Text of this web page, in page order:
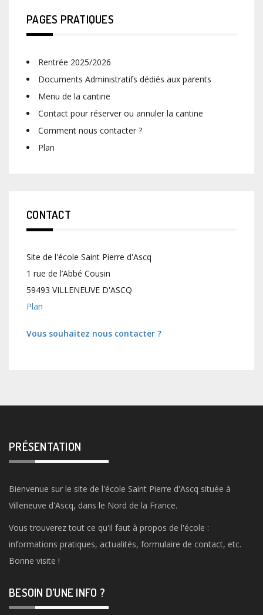
PAGES PRATIQUES
Rentrée 2025/2026
Documents Administratifs dédiés aux parents
Menu de la cantine
Contact pour réserver ou annuler la cantine
Comment nous contacter ?
Plan
CONTACT
Site de l'école Saint Pierre d'Ascq
1 rue de l’Abbé Cousin
59493 VILLENEUVE D'ASCQ
Plan
Vous souhaitez nous contacter ?
PRÉSENTATION
Bienvenue sur le site de l'école Saint Pierre d'Ascq située à
Villeneuve d'Ascq, dans le Nord de la France.
Vous trouverez tout ce qu'il faut à propos de l'école :
informations pratiques, actualités, formulaire de contact, etc.
Bonne visite !
BESOIN D’UNE INFO ?